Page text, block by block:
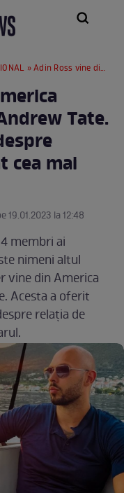
» Adin Ross vine din America pentru a-l vizita pe Andrew Tate. Ce spune vloggerul despre milionar: "Mi-a arătat cea mai mare dragoste"
Tate.
cea mai
19.01.2023 la 12:48
membri ai
nimeni altul
vine din America
Acesta a oferit
relația de